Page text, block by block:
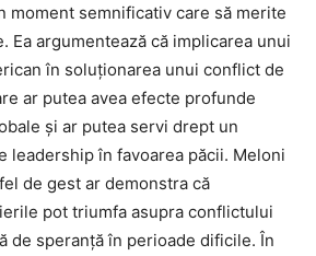
moment semnificativ care să merite
Ea argumentează că implicarea unui
în soluționarea unui conflict de
ar putea avea efecte profunde
și ar putea servi drept un
leadership în favoarea păcii. Meloni
de gest ar demonstra că
pot triumfa asupra conflictului
de speranță în perioade dificile. În